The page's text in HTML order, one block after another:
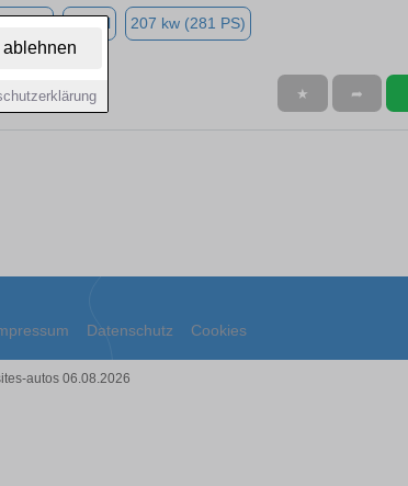
Diesel 207 kw (281 PS)
★ ➦
Datenschutz Cookies
autos 06.08.2026